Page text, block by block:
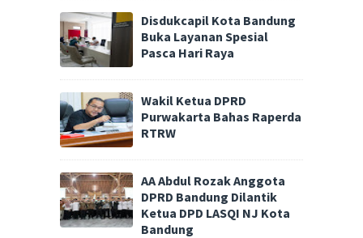
Disdukcapil Kota Bandung
Buka Layanan Spesial
Pasca Hari Raya
Wakil Ketua DPRD
Purwakarta Bahas Raperda
RTRW
AA Abdul Rozak Anggota
DPRD Bandung Dilantik
Ketua DPD LASQI NJ Kota
Bandung